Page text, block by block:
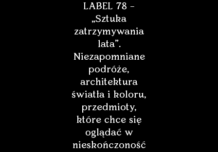
LABEL 78 –
„Sztuka
zatrzymywania
lata”.
Niezapomniane
podróże,
architektura
światła i koloru,
przedmioty,
które chce się
oglądać w
nieskończoność